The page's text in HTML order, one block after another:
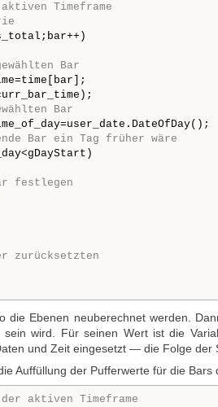
Timeframe
Bar
Bar
Bar ein Tag früher wäre
festlegen
zurücksetzten
die Ebenen neuberechnet werden.
wird. Für seinen Wert ist die
und Zeit eingesetzt — die Folge der
Auffüllung der Pufferwerte für die Bars
aktiven Timeframe